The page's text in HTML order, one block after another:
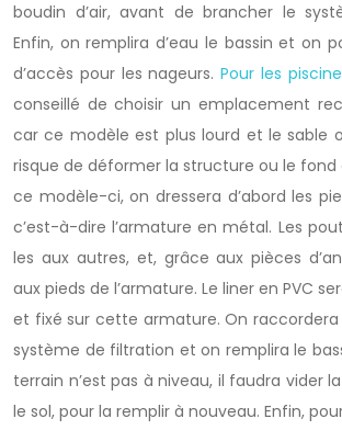
boudin d’air, avant de brancher le
Enfin, on remplira d’eau le bassin et on
d’accès pour les nageurs.Pour les
conseillé de choisir un emplacement
car ce modèle est plus lourd et le sable
risque de déformer la structure ou le fond
ce modèle-ci, on dressera d’abord les
c’est-à-dire l’armature en métal. Les
les aux autres, et, grâce aux pièces
aux pieds de l’armature. Le liner en PVC
et fixé sur cette armature. On
système de filtration et on remplira le
terrain n’est pas à niveau, il faudra vider
le sol, pour la remplir à nouveau. Enfin,